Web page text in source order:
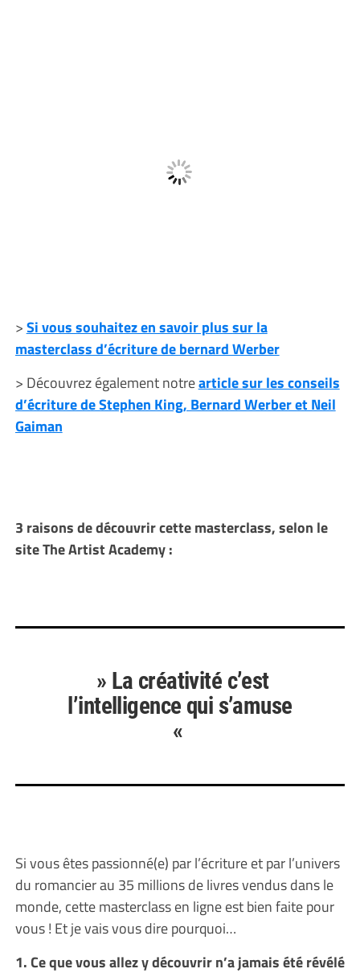
>Si vous souhaitez en savoir plus sur la
masterclass d’écriture de bernard Werber
> Découvrez également notrearticle sur les conseils
d’écriture de Stephen King, Bernard Werber et Neil
Gaiman
3 raisons de découvrir cette masterclass, selon le
site The Artist Academy :
» La créativité c’est
l’intelligence qui s’amuse
«
Si vous êtes passionné(e) par l’écriture et par l’univers
du romancier au 35 millions de livres vendus dans le
monde, cette masterclass en ligne est bien faite pour
vous ! Et je vais vous dire pourquoi…
1. Ce que vous allez y découvrir n’a jamais été révélé